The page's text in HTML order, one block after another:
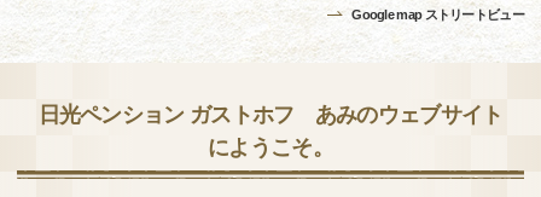
Google map ストリートビュー
日光ペンション ガストホフ あみのウェブサイト
にようこそ。